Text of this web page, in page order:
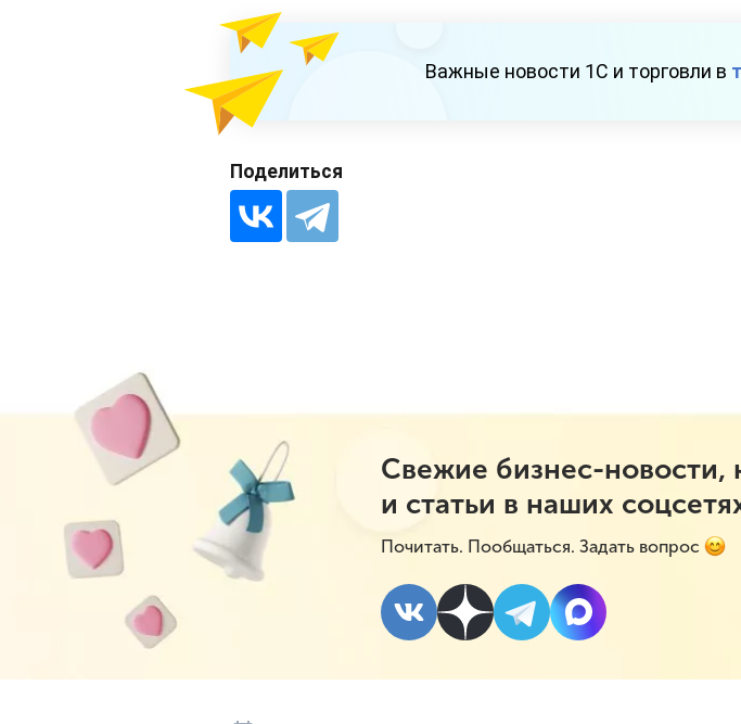
Важные новости 1С и торговли в
Поделиться
Свежие бизнес-новости,
и статьи в наших
Почитать. Пообщаться. Задать вопрос